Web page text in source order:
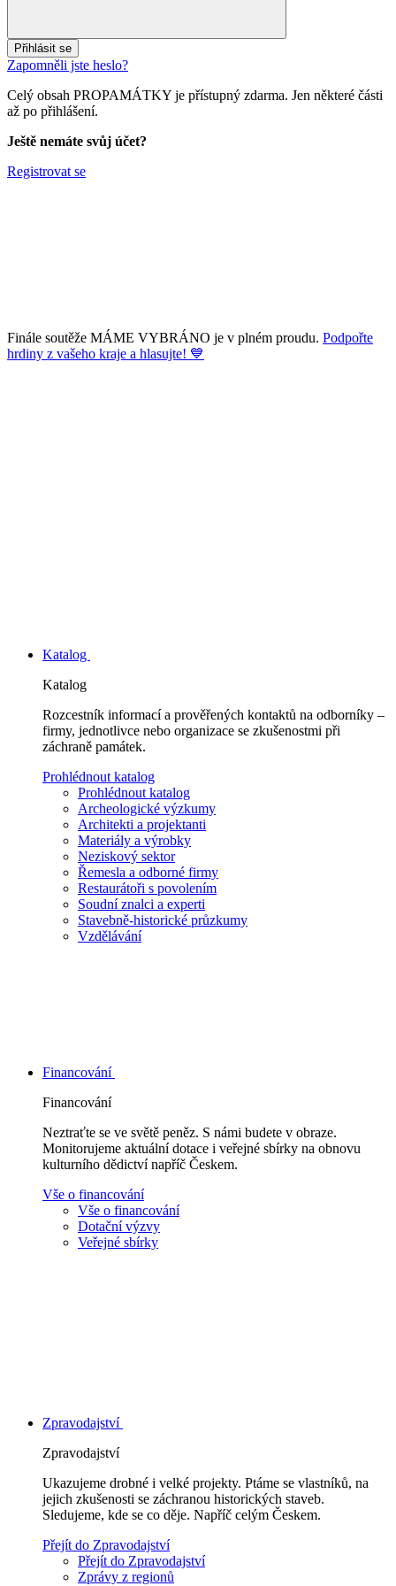
Přihlásit se
Zapomněli jste heslo?
Celý obsah PROPAMÁTKY je přístupný zdarma. Jen některé části
až po přihlášení.
Ještě nemáte svůj účet?
Registrovat se
Finále soutěže MÁME VYBRÁNO je v plném proudu. Podpořte
hrdiny z vašeho kraje a hlasujte! 💙
Katalog
Katalog
Rozcestník informací a prověřených kontaktů na odborníky –
firmy, jednotlivce nebo organizace se zkušenostmi při
záchraně památek.
Prohlédnout katalog
Prohlédnout katalog
Archeologické výzkumy
Architekti a projektanti
Materiály a výrobky
Neziskový sektor
Řemesla a odborné firmy
Restaurátoři s povolením
Soudní znalci a experti
Stavebně-historické průzkumy
Vzdělávání
Financování
Financování
Neztraťte se ve světě peněz. S námi budete v obraze.
Monitorujeme aktuální dotace i veřejné sbírky na obnovu
kulturního dědictví napříč Českem.
Vše o financování
Vše o financování
Dotační výzvy
Veřejné sbírky
Zpravodajství
Zpravodajství
Ukazujeme drobné i velké projekty. Ptáme se vlastníků, na
jejich zkušenosti se záchranou historických staveb.
Sledujeme, kde se co děje. Napříč celým Českem.
Přejít do Zpravodajství
Přejít do Zpravodajství
Zprávy z regionů